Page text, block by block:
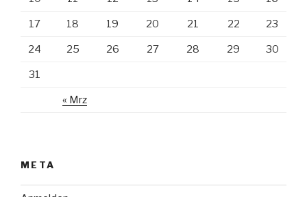
« Mrz
17 18 19 20 21 22 23
24 25 26 27 28 29 30
31
META